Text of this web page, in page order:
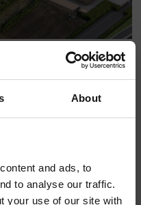
About
and ads, to
to analyse our traffic.
your use of our site with
e stagionature
di